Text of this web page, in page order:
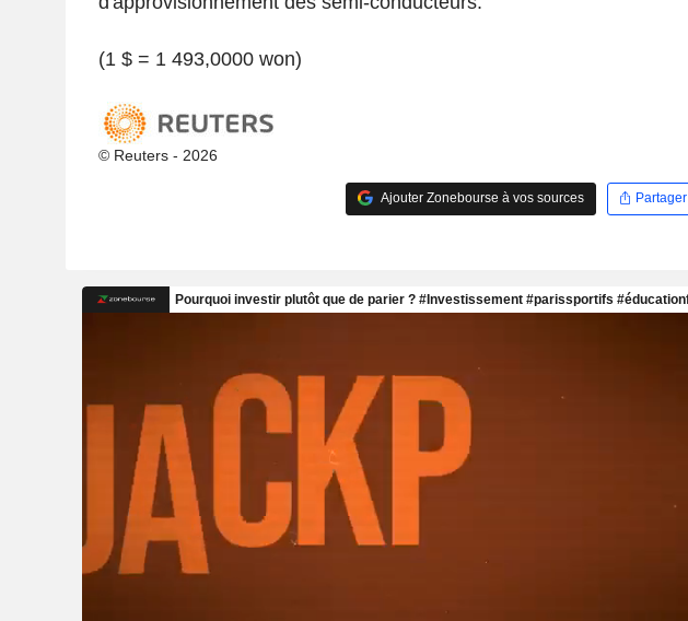
(1 $ = 1 493,0000 won)
© Reuters - 2026
Ajouter Zonebourse à vos sources Partager